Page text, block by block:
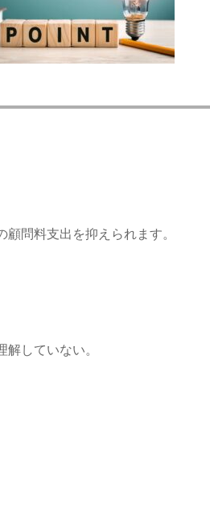
問料支出を抑えられます。
していない。